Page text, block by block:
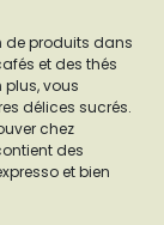
de produits dans
et des thés
vous
délices sucrés.
chez
des
et bien